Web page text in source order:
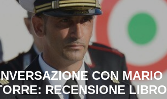
CON MARIO
RECENSIONE LIBRO